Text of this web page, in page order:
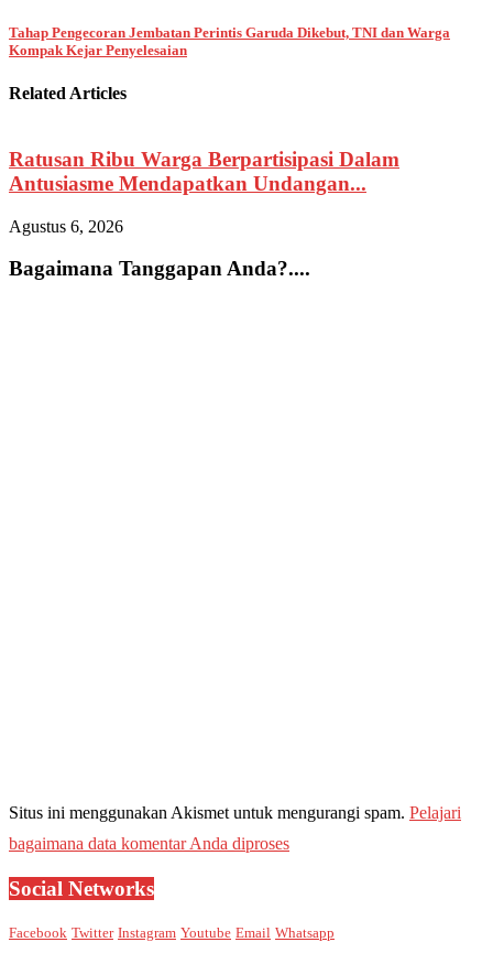
Tahap Pengecoran Jembatan Perintis Garuda Dikebut, TNI dan Warga
Kompak Kejar Penyelesaian
Related Articles
Ratusan Ribu Warga Berpartisipasi Dalam
Antusiasme Mendapatkan Undangan...
Agustus 6, 2026
Bagaimana Tanggapan Anda?....
Situs ini menggunakan Akismet untuk mengurangi spam. Pelajari
bagaimana data komentar Anda diproses
Social Networks
Facebook Twitter Instagram Youtube Email Whatsapp